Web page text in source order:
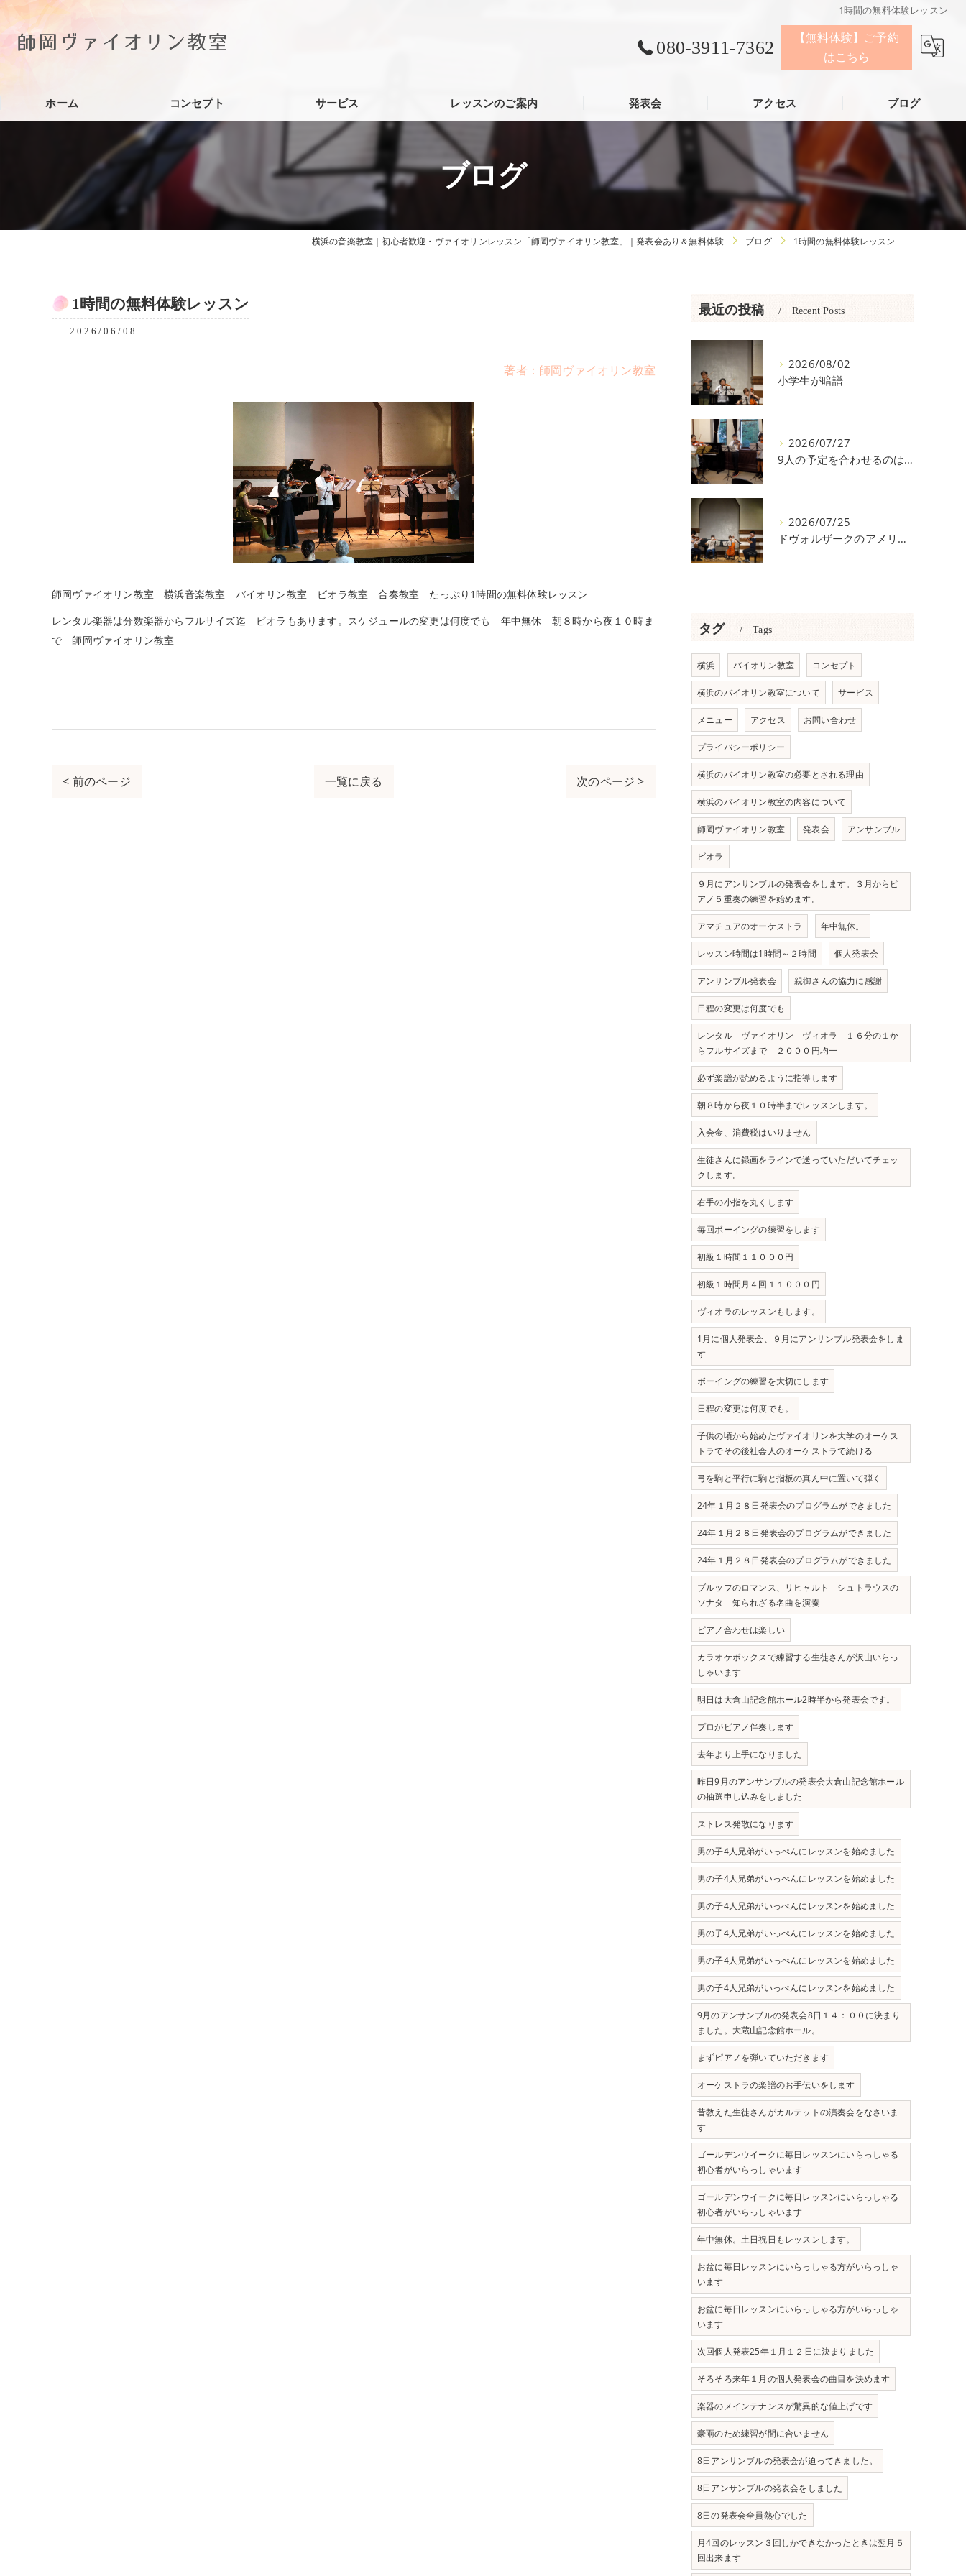
1時間の無料体験レッスン
080-3911-7362
【無料体験】ご予約
はこちら
ホーム コンセプト サービス レッスンのご案内 発表会 アクセス ブログ
ブログ
横浜の音楽教室｜初心者歓迎・ヴァイオリンレッスン「師岡ヴァイオリン教室」｜発表会あり＆無料体験 ブログ 1時間の無料体験レッスン
1時間の無料体験レッスン
2026/06/08
著者：師岡ヴァイオリン教室
師岡ヴァイオリン教室 横浜音楽教室 バイオリン教室 ビオラ教室 合奏教室 たっぷり1時間の無料体験レッスン
レンタル楽器は分数楽器からフルサイズ迄 ビオラもあります。スケジュールの変更は何度でも 年中無休 朝８時から夜１０時ま
で 師岡ヴァイオリン教室
< 前のページ 一覧に戻る 次のページ >
最近の投稿 Recent Posts
2026/08/02
小学生が暗譜
2026/07/27
9人の予定を合わせるのは大変
2026/07/25
ドヴォルザークのアメリカ２．４楽章
タグ Tags
横浜 バイオリン教室 コンセプト
横浜のバイオリン教室について サービス
メニュー アクセス お問い合わせ
プライバシーポリシー
横浜のバイオリン教室の必要とされる理由
横浜のバイオリン教室の内容について
師岡ヴァイオリン教室 発表会 アンサンブル
ビオラ
９月にアンサンブルの発表会をします。３月からピ
アノ５重奏の練習を始めます。
アマチュアのオーケストラ 年中無休。
レッスン時間は1時間～２時間 個人発表会
アンサンブル発表会 親御さんの協力に感謝
日程の変更は何度でも
レンタル ヴァイオリン ヴィオラ １６分の１か
らフルサイズまで ２０００円均一
必ず楽譜が読めるように指導します
朝８時から夜１０時半までレッスンします。
入会金、消費税はいりません
生徒さんに録画をラインで送っていただいてチェッ
クします。
右手の小指を丸くします
毎回ボーイングの練習をします
初級１時間１１０００円
初級１時間月４回１１０００円
ヴィオラのレッスンもします。
1月に個人発表会、９月にアンサンブル発表会をしま
す
ボーイングの練習を大切にします
日程の変更は何度でも。
子供の頃から始めたヴァイオリンを大学のオーケス
トラでその後社会人のオーケストラで続ける
弓を駒と平行に駒と指板の真ん中に置いて弾く
24年１月２８日発表会のプログラムができました
24年１月２８日発表会のプログラムができました
24年１月２８日発表会のプログラムができました
ブルッフのロマンス、リヒャルト シュトラウスの
ソナタ 知られざる名曲を演奏
ピアノ合わせは楽しい
カラオケボックスで練習する生徒さんが沢山いらっ
しゃいます
明日は大倉山記念館ホール2時半から発表会です。
プロがピアノ伴奏します
去年より上手になりました
昨日9月のアンサンブルの発表会大倉山記念館ホール
の抽選申し込みをしました
ストレス発散になります
男の子4人兄弟がいっぺんにレッスンを始めました
男の子4人兄弟がいっぺんにレッスンを始めました
男の子4人兄弟がいっぺんにレッスンを始めました
男の子4人兄弟がいっぺんにレッスンを始めました
男の子4人兄弟がいっぺんにレッスンを始めました
男の子4人兄弟がいっぺんにレッスンを始めました
9月のアンサンブルの発表会8日１４：００に決まり
ました。大蔵山記念館ホール。
まずピアノを弾いていただきます
オーケストラの楽譜のお手伝いをします
昔教えた生徒さんがカルテットの演奏会をなさいま
す
ゴールデンウイークに毎日レッスンにいらっしゃる
初心者がいらっしゃいます
ゴールデンウイークに毎日レッスンにいらっしゃる
初心者がいらっしゃいます
年中無休。土日祝日もレッスンします。
お盆に毎日レッスンにいらっしゃる方がいらっしゃ
います
お盆に毎日レッスンにいらっしゃる方がいらっしゃ
います
次回個人発表25年１月１２日に決まりました
そろそろ来年１月の個人発表会の曲目を決めます
楽器のメインテナンスが驚異的な値上げです
豪雨のため練習が間に合いません
8日アンサンブルの発表会が迫ってきました。
8日アンサンブルの発表会をしました
8日の発表会全員熱心でした
月4回のレッスン３回しかできなかったときは翌月５
回出来ます